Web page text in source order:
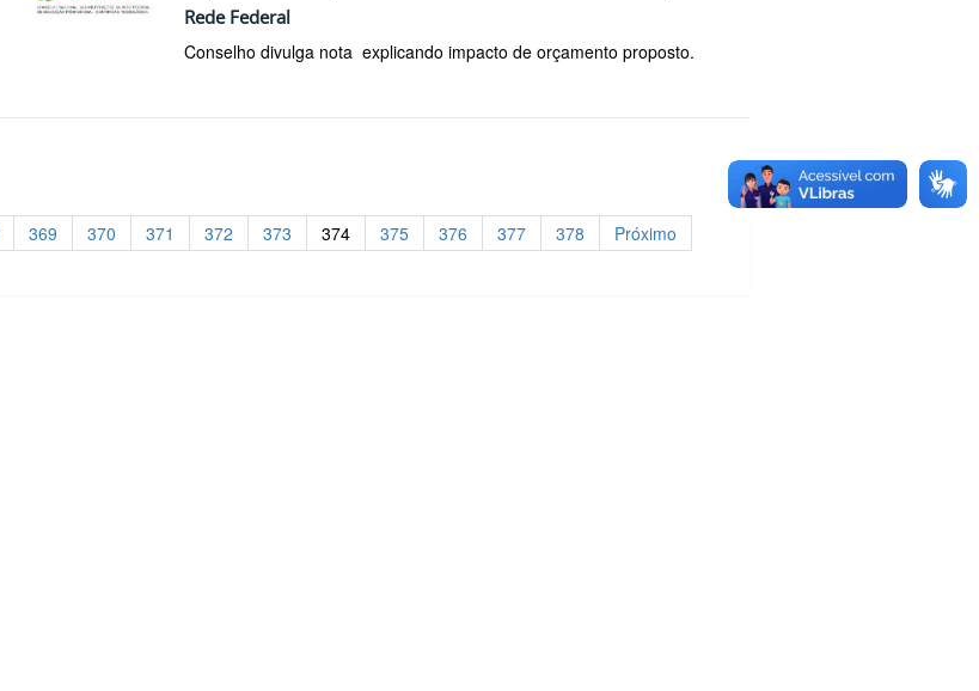
Rede Federal
Conselho divulga nota explicando impacto de orçamento proposto.
369 370 371 372 373 374 375 376 377 378
Próximo